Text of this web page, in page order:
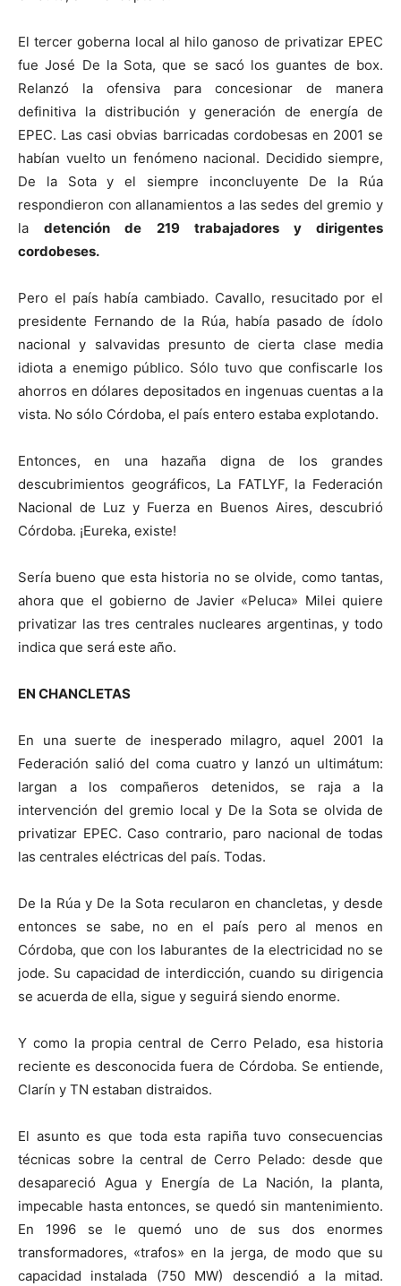
El tercer goberna local al hilo ganoso de privatizar EPEC
fue José De la Sota, que se sacó los guantes de box.
Relanzó la ofensiva para concesionar de manera
definitiva la distribución y generación de energía de
EPEC. Las casi obvias barricadas cordobesas en 2001 se
habían vuelto un fenómeno nacional. Decidido siempre,
De la Sota y el siempre inconcluyente De la Rúa
respondieron con allanamientos a las sedes del gremio y
ladetención de 219 trabajadores y dirigentes
cordobeses.
Pero el país había cambiado. Cavallo, resucitado por el
presidente Fernando de la Rúa, había pasado de ídolo
nacional y salvavidas presunto de cierta clase media
idiota a enemigo público. Sólo tuvo que confiscarle los
ahorros en dólares depositados en ingenuas cuentas a la
vista. No sólo Córdoba, el país entero estaba explotando.
Entonces, en una hazaña digna de los grandes
descubrimientos geográficos, La FATLYF, la Federación
Nacional de Luz y Fuerza en Buenos Aires, descubrió
Córdoba. ¡Eureka, existe!
Sería bueno que esta historia no se olvide, como tantas,
ahora que el gobierno de Javier «Peluca» Milei quiere
privatizar las tres centrales nucleares argentinas, y todo
indica que será este año.
EN CHANCLETAS
En una suerte de inesperado milagro, aquel 2001 la
Federación salió del coma cuatro y lanzó un ultimátum:
largan a los compañeros detenidos, se raja a la
intervención del gremio local y De la Sota se olvida de
privatizar EPEC. Caso contrario, paro nacional de todas
las centrales eléctricas del país. Todas.
De la Rúa y De la Sota recularon en chancletas, y desde
entonces se sabe, no en el país pero al menos en
Córdoba, que con los laburantes de la electricidad no se
jode. Su capacidad de interdicción, cuando su dirigencia
se acuerda de ella, sigue y seguirá siendo enorme.
Y como la propia central de Cerro Pelado, esa historia
reciente es desconocida fuera de Córdoba. Se entiende,
Clarín y TN estaban distraidos.
El asunto es que toda esta rapiña tuvo consecuencias
técnicas sobre la central de Cerro Pelado: desde que
desapareció Agua y Energía de La Nación, la planta,
impecable hasta entonces, se quedó sin mantenimiento.
En 1996 se le quemó uno de sus dos enormes
transformadores, «trafos» en la jerga, de modo que su
capacidad instalada (750 MW) descendió a la mitad.